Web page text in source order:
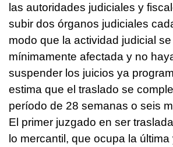
las autoridades judiciales y
subir dos órganos judiciales
modo que la actividad judicial
mínimamente afectada y no
suspender los juicios ya
estima que el traslado se
período de 28 semanas o seis
El primer juzgado en ser
lo mercantil, que ocupa la